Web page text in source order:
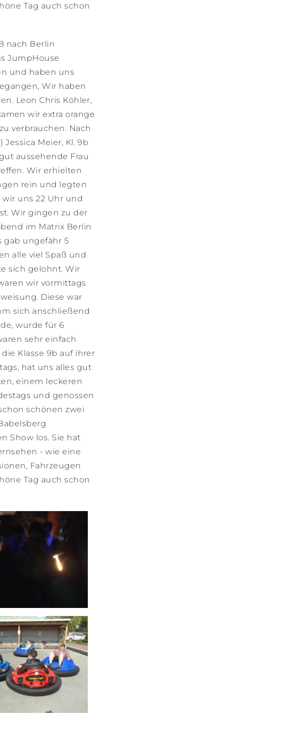
Tag auch schon
nach Berlin
JumpHouse
und haben uns
Wir haben
Leon Chris Köhler,
wir extra orange
verbrauchen. Nach
Meier, Kl. 9b
aussehende Frau
Wir erhielten
rein und legten
uns 22 Uhr und
Wir gingen zu der
im Matrix Berlin
gab ungefähr 5
alle viel Spaß und
sich gelohnt. Wir
wir vormittags
Diese war
sich anschließend
wurde für 6
sehr einfach
Klasse 9b auf ihrer
hat uns alles gut
einem leckeren
und genossen
schönen zwei
Show los. Sie hat
- wie eine
Fahrzeugen
Tag auch schon